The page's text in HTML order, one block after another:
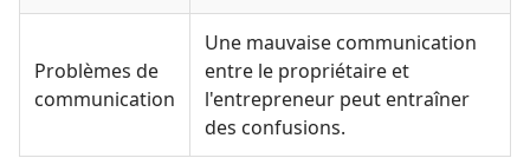
Problèmes de
communication
Une mauvaise communication
entre le propriétaire et
l'entrepreneur peut entraîner
des confusions.